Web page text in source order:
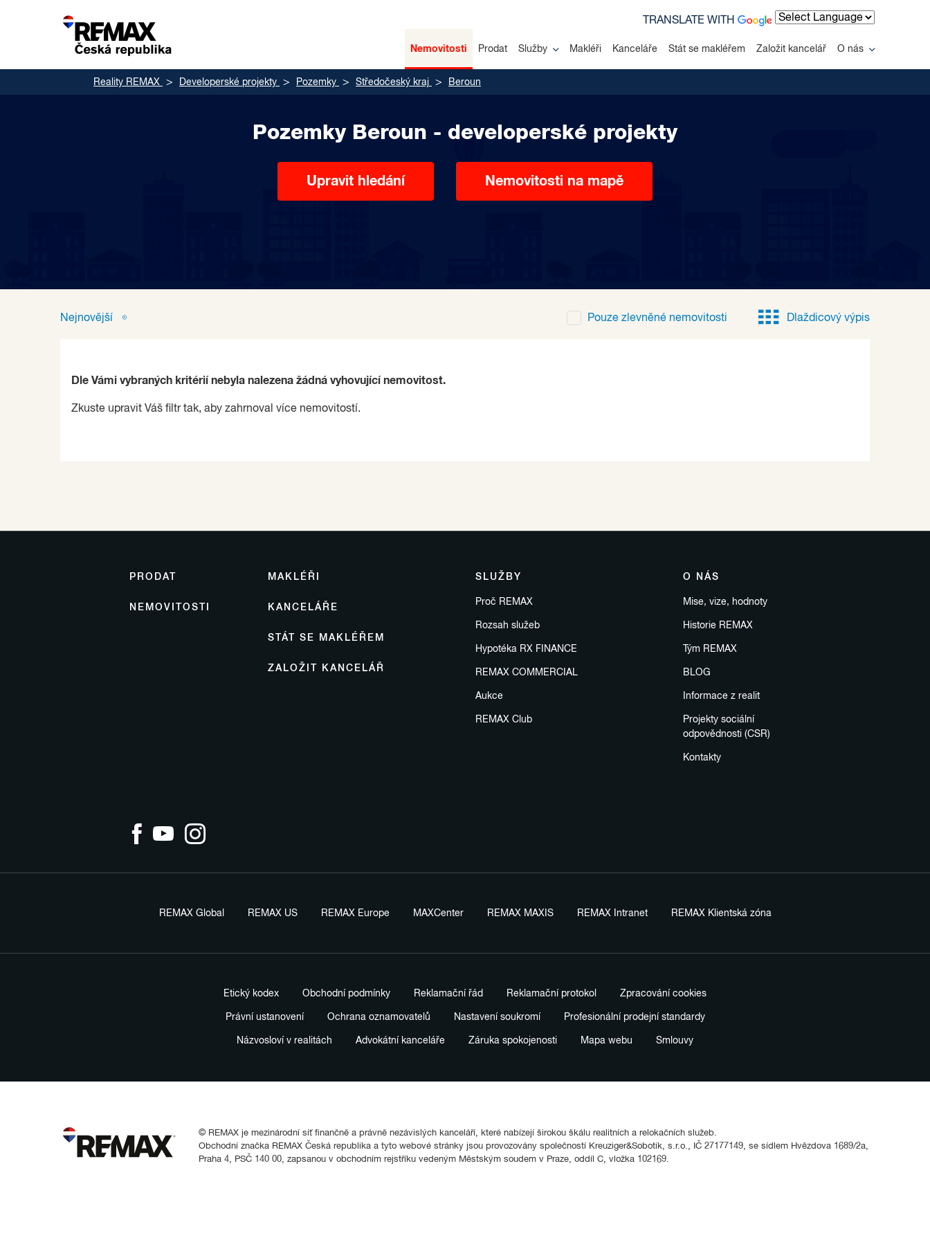
Nemovitosti Prodat Služby Makléři Kanceláře Stát se makléřem Založit kancelář O nás
TRANSLATE WITH
Reality REMAX Developerské projekty Pozemky Středočeský kraj Beroun
Pozemky Beroun - developerské projekty
Upravit hledání Nemovitosti na mapě
Nejnovější Pouze zlevněné nemovitosti Dlaždicový výpis
Dle Vámi vybraných kritérií nebyla nalezena žádná vyhovující nemovitost.
Zkuste upravit Váš filtr tak, aby zahrnoval více nemovitostí.
PRODAT
NEMOVITOSTI
SLUŽBY
Proč REMAX
Rozsah služeb
Hypotéka RX FINANCE
REMAX COMMERCIAL
Aukce
REMAX Club
MAKLÉŘI
KANCELÁŘE
STÁT SE MAKLÉŘEM
ZALOŽIT KANCELÁŘ
O NÁS
Mise, vize, hodnoty
Historie REMAX
Tým REMAX
BLOG
Informace z realit
Projekty sociální
odpovědnosti (CSR)
Kontakty
REMAX Global REMAX US REMAX Europe MAXCenter REMAX MAXIS REMAX Intranet REMAX Klientská zóna
Etický kodex Obchodní podmínky Reklamační řád Reklamační protokol Zpracování cookies
Právní ustanovení Ochrana oznamovatelů Nastavení soukromí Profesionální prodejní standardy
Názvosloví v realitách Advokátní kanceláře Záruka spokojenosti Mapa webu Smlouvy
© REMAX je mezinárodní síť finančně a právně nezávislých kanceláří, které nabízejí širokou škálu realitních a relokačních služeb.
Obchodní značka REMAX Česká republika a tyto webové stránky jsou provozovány společností Kreuziger&Sobotik, s.r.o., IČ 27177149, se sídlem Hvězdova 1689/2a,
Praha 4, PSČ 140 00, zapsanou v obchodním rejstříku vedeným Městským soudem v Praze, oddíl C, vložka 102169.